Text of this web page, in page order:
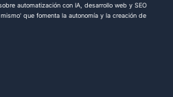
automatización con IA, desarrollo web y SEO
que fomenta la autonomía y la creación de